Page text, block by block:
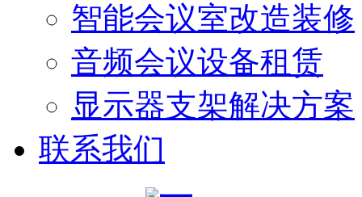
智能会议室改造装修
音频会议设备租赁
显示器支架解决方案
联系我们